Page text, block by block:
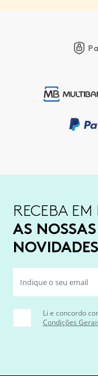
RECEBA
AS
Li e concordo
Condições